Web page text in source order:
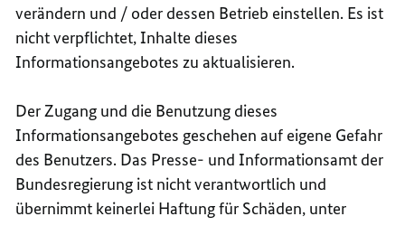
verändern und / oder dessen Betrieb einstellen. Es ist
nicht verpflichtet, Inhalte dieses
Informationsangebotes zu aktualisieren.
Der Zugang und die Benutzung dieses
Informationsangebotes geschehen auf eigene Gefahr
des Benutzers. Das Presse- und Informationsamt der
Bundesregierung ist nicht verantwortlich und
übernimmt keinerlei Haftung für Schäden, unter